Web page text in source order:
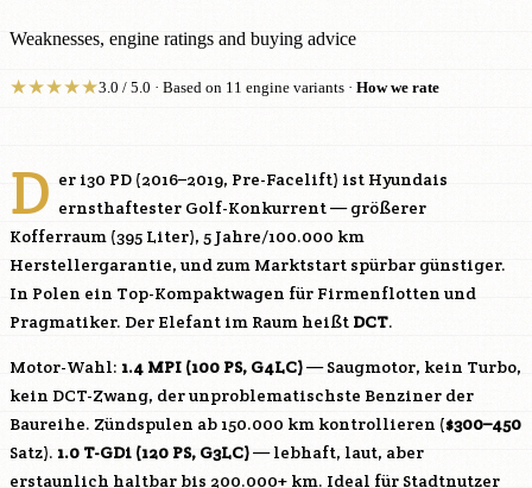
Weaknesses, engine ratings and buying advice
★★★★★3.0 / 5.0 · Based on 11 engine variants · How we rate
D er i30 PD (2016–2019, Pre-Facelift) ist Hyundais
ernsthaftester Golf-Konkurrent — größerer
Kofferraum (395 Liter), 5 Jahre/100.000 km
Herstellergarantie, und zum Marktstart spürbar günstiger.
In Polen ein Top-Kompaktwagen für Firmenflotten und
Pragmatiker. Der Elefant im Raum heißt DCT.
Motor-Wahl: 1.4 MPI (100 PS, G4LC)— Saugmotor, kein Turbo,
kein DCT-Zwang, der unproblematischste Benziner der
Baureihe. Zündspulen ab 150.000 km kontrollieren ($300–450
Satz). 1.0 T-GDi (120 PS, G3LC)— lebhaft, laut, aber
erstaunlich haltbar bis 200.000+ km. Ideal für Stadtnutzer